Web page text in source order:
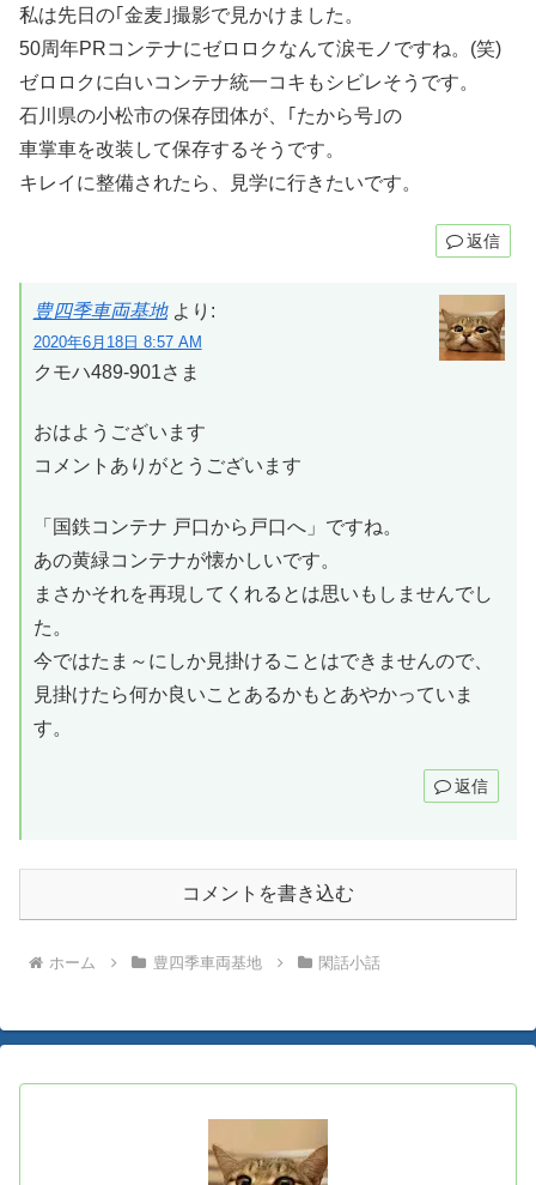
私は先日の｢金麦｣撮影で見かけました。
50周年PRコンテナにゼロロクなんて涙モノですね。(笑)
ゼロロクに白いコンテナ統一コキもシビレそうです。
石川県の小松市の保存団体が、｢たから号｣の
車掌車を改装して保存するそうです。
キレイに整備されたら、見学に行きたいです。
返信
豊四季車両基地 より:
2020年6月18日 8:57 AM
クモハ489-901さま
おはようございます
コメントありがとうございます
「国鉄コンテナ 戸口から戸口へ」ですね。
あの黄緑コンテナが懐かしいです。
まさかそれを再現してくれるとは思いもしませんでし
た。
今ではたま～にしか見掛けることはできませんので、
見掛けたら何か良いことあるかもとあやかっていま
す。
返信
コメントを書き込む
ホーム 豊四季車両基地 閑話小話